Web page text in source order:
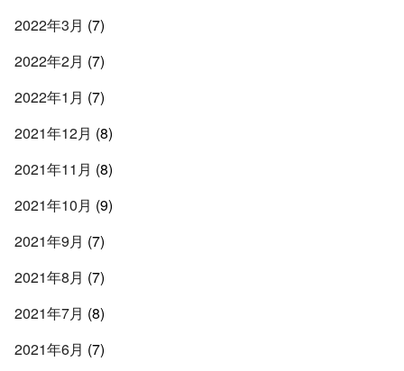
2022年3月 (7)
2022年2月 (7)
2022年1月 (7)
2021年12月 (8)
2021年11月 (8)
2021年10月 (9)
2021年9月 (7)
2021年8月 (7)
2021年7月 (8)
2021年6月 (7)